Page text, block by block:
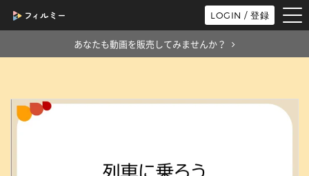
LOGIN / 登録
あなたも動画を販売してみませんか？